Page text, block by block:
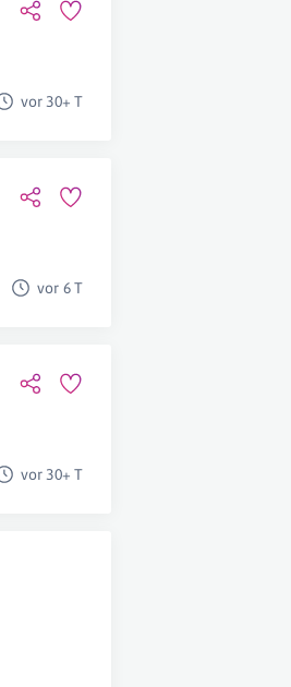
vor 30+ T
vor 6 T
vor 30+ T